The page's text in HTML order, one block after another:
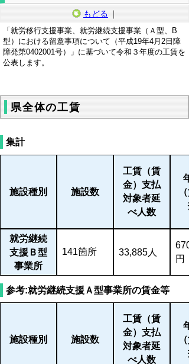
もどる ｜
「就労移行支援事業、就労継続支援事業（Ａ型、B
型）における留意事項について（平成19年4月2日障
障発第0402001号）」に基づいて令和３年度の工賃を
公表します。
県全体の工賃
集計
施設種別 施設数
工賃（賃
金）支払
対象者延
べ人数
就労継続
支援Ｂ型
事業所
141箇所 33,885人
円
参考:就労継続支援Ａ型事業所の賃金等
施設種別 施設数
工賃（賃
金）支払
対象者延
べ人数